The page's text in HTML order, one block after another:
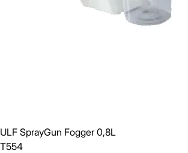
ULF SprayGun Fogger 0,8L
T554